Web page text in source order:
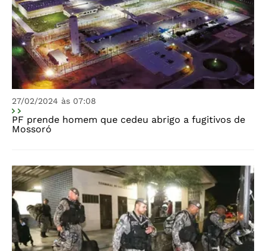
27/02/2024 às 07:08
PF prende homem que cedeu abrigo a fugitivos de
Mossoró